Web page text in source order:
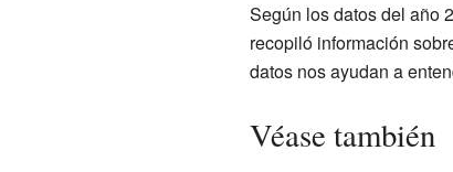
Según los datos del año
recopiló información
datos nos ayudan a
Véase también